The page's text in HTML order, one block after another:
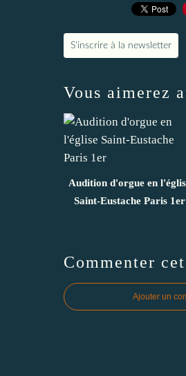
S'inscrire à la newsletter
Vous aimerez
Audition d'orgue en
Saint-Eustache Paris 1er
Commenter
Ajouter un